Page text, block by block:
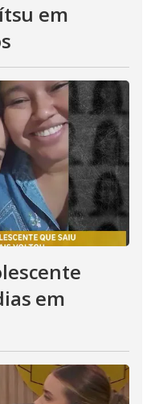
em
em